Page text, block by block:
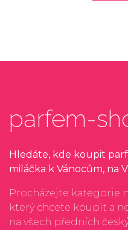
parfem-
Hledáte, kde koupit
miláčka k Vánocům, na
Procházejte kategorie
který chcete koupit a
na všech předních